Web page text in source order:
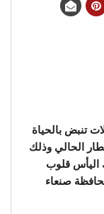
تنبض بالحياة
الحالي وذلك
اليأس قلوب
صنعاء